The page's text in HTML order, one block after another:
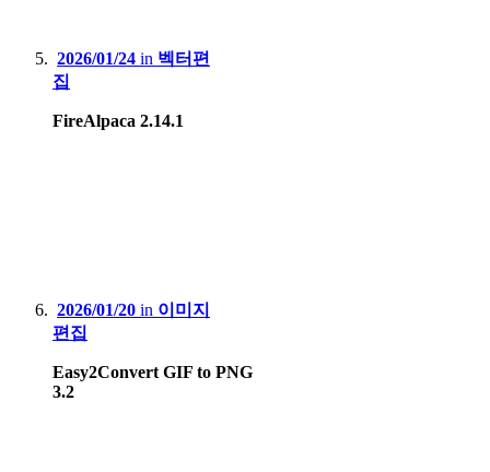
2026/01/24 in 벡터편
집
FireAlpaca 2.14.1
2026/01/20 in 이미지
편집
Easy2Convert GIF to PNG
3.2